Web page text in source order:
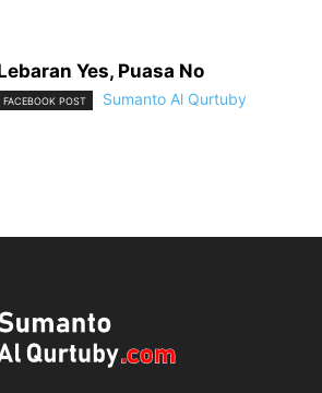
Yes, Puasa No
FACEBOOK POST Sumanto Al Qurtuby